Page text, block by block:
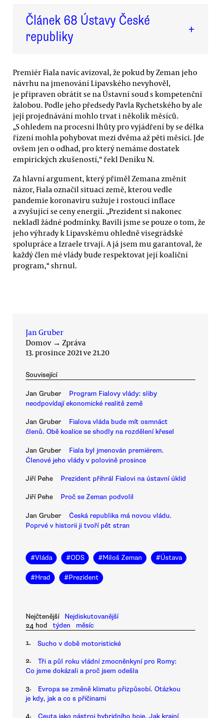
Článek 68 Ústavy České
republiky
+
Premiér Fiala navíc avizoval, že pokud by Zeman jeho
návrhu na jmenování Lipavského nevyhověl,
je připraven obrátit se na Ústavní soud s kompetenční
žalobou. Podle jeho předsedy Pavla Rychetského by ale
její projednávání mohlo trvat i několik měsíců.
„S ohledem na procesní lhůty pro vyjádření by se délka
řízení mohla pohybovat mezi dvěma až pěti měsíci. Jde
ovšem jen o odhad, pro který nemáme dostatek
empirických zkušeností,“ řekl Deníku N.
Za hlavní argument, který přiměl Zemana změnit
názor, Fiala označil situaci země, kterou vedle
pandemie koronaviru sužuje i rostoucí inflace
a zvyšující se ceny energií. „Prezident si nakonec
nekladl žádné podmínky. Bavili jsme se pouze o tom, že
jeho výhrady k Lipavskému ohledně visegrádské
spolupráce a Izraele trvají. A já jsem mu garantoval, že
každý člen mé vlády bude respektovat její koaliční
program,“ shrnul.
Jan Gruber
Domov → Zpráva
13. prosince 2021 ve 21.20
Související
Jan Gruber
Program Fialovy vlády: sliby
neodpovídají ekonomické realitě země
Jan Gruber
Fialova vláda bude mít osmnáct
členů. Obě koalice se shodly na rozdělení křesel
Jan Gruber
Fiala byl jmenován premiérem.
Členové jeho vlády v polovině prosince
Jiří Pehe Prezident přihrál Fialovi na ústavní úklid
Jiří Pehe Proč se Zeman podvolil
Jan Gruber
Česká republika má novou vládu.
Poprvé v historii ji tvoří pět stran
#Vláda #ODS #Miloš Zeman #Ústava
#Hrad #Prezident
Nejčtenější
Nejdiskutovanější
24 hod
týden měsíc
1. Sucho v době motoristické
2.
Tři a půl roku vládní zmocněnkyní pro Romy:
Co jsme dokázali a proč jsem odešla
3.
Evropa se změně klimatu přizpůsobí. Otázkou
je kdy, jak a co s příčinami
4.
Ceuta jako nástroj hybridního boje. Jak krajní